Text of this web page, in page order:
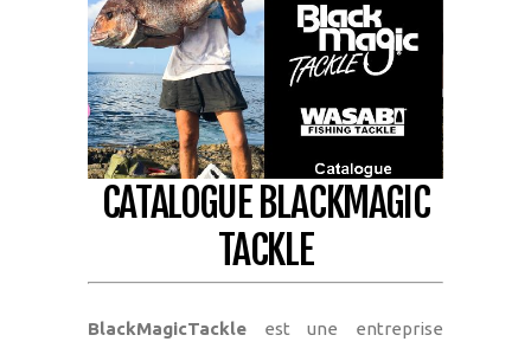
CATALOGUE BLACKMAGIC
TACKLE
BlackMagicTackle est une entreprise